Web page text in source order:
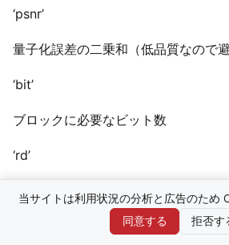
‘psnr’
量子化誤差の二乗和（低品質なので避
‘bit’
ブロックに必要なビット数
‘rd’
レート歪み最適、低速
当サイトは利用状況の分析と広告のため
同意する 拒否す